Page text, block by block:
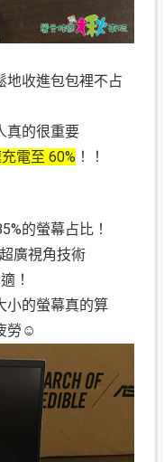
地收進包包裡不占
真的很重要
電至 60% ！！
的螢幕占比！
廣視角技術
！
小的螢幕真的算
勞☺️